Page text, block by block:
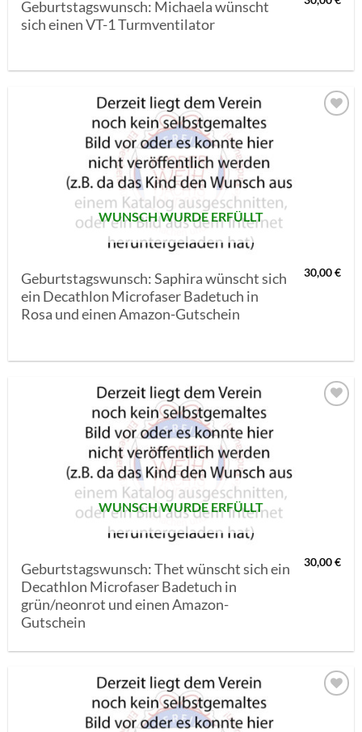
Geburtstagswunsch: Michaela wünscht
sich einen VT-1 Turmventilator
WUNSCH WURDE ERFÜLLT
Geburtstagswunsch: Saphira wünscht sich
ein Decathlon Microfaser Badetuch in
Rosa und einen Amazon-Gutschein
30,00€
WUNSCH WURDE ERFÜLLT
Geburtstagswunsch: Thet wünscht sich ein
Decathlon Microfaser Badetuch in
grün/neonrot und einen Amazon-
Gutschein
30,00€